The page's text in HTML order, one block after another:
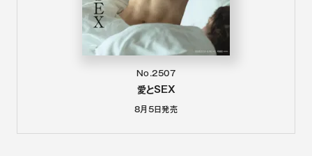
No.2507
愛とSEX
8月5日発売